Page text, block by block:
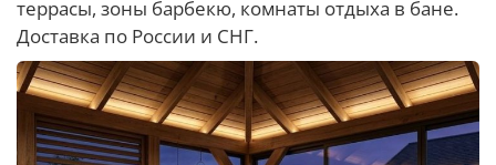
террасы, зоны барбекю, комнаты отдыха в бане.
Доставка по России и СНГ.